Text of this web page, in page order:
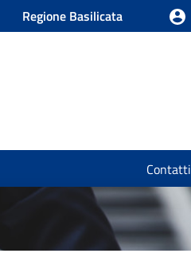
Regione Basilicata
Contatti